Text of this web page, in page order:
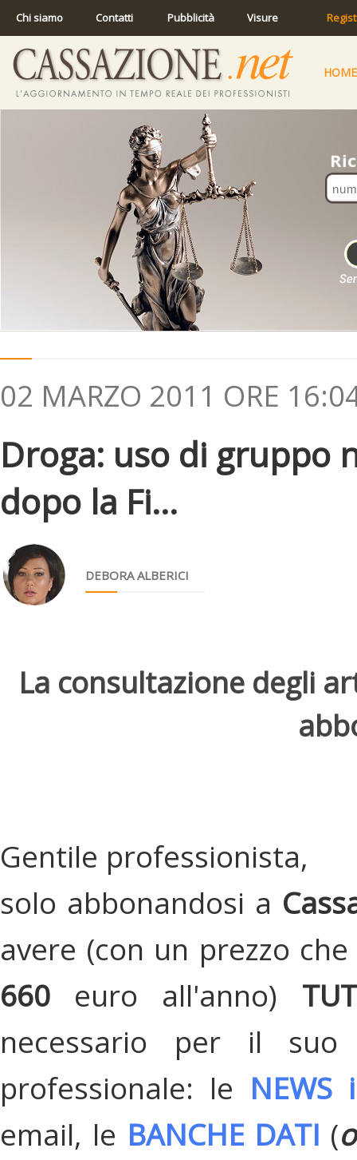
Chi siamo Contatti Pubblicità Visure
HOME
02 MARZO 2011 ORE
Droga: uso di gruppo
dopo la Fi...
DEBORA ALBERICI
La consultazione degli
Gentile professionista,
solo abbonandosi a
avere (con un prezzo
660 euro all'anno)
necessario per il suo
professionale: le
email, le BANCHE DATI (